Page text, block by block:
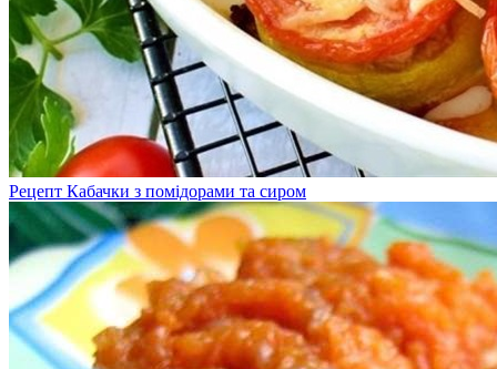
Рецепт Кабачки з помідорами та сиром